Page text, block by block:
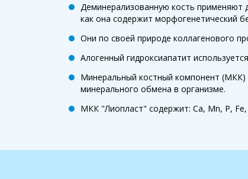
Деминерализованную кость применяют
как она содержит морфогенетический
Они по своей природе коллагенового
Алогенный гидроксиапатит
Минеральный костный компонент (МКК)
минерального обмена в организме.
МКК "Лиопласт" содержит: Ca, Mn, P,